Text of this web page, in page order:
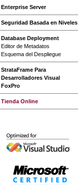
Enterprise Server
Seguridad Basada en Niveles
Database Deployment
Editor de Metadatos
Esquema del Despliegue
StrataFrame Para
Desarrolladores Visual
FoxPro
Tienda Online